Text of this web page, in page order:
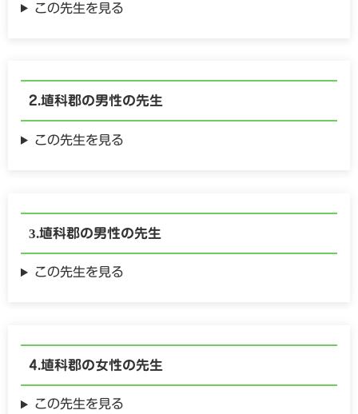
この先生を見る
埴科郡の男性の先生
この先生を見る
埴科郡の男性の先生
この先生を見る
埴科郡の女性の先生
この先生を見る